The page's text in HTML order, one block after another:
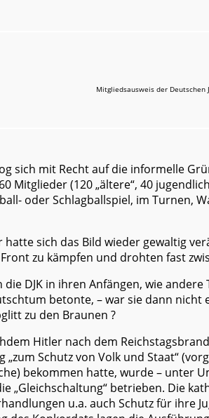
Mitgliedsausweis der Deutschen
sich mit Recht auf die informelle
Mitglieder (120 „ältere“, 40
oder Schlagballspiel, im Turnen,
hatte sich das Bild wieder gewaltig
zu kämpfen und drohten fast
die DJK in ihren Anfängen, wie
betonte, – war sie dann
zu den Braunen ?
Hitler nach dem
„zum Schutz von Volk und Staat“
bekommen hatte, wurde – unter
„Gleichschaltung“ betrieben. Die
u.a. auch Schutz für ihre